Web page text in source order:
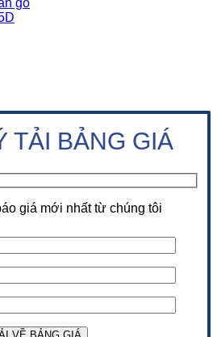
TẢI BẢNG GIÁ
giá mới nhất từ chúng tôi